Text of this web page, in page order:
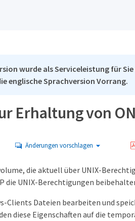
wurde als Serviceleistung für
englische Sprachversion Vorrang.
Erhaltung von
Änderungen vorschlagen
die aktuell über UNIX-
die UNIX-Berechtigungen
Clients Dateien bearbeiten und
diese Eigenschaften auf die